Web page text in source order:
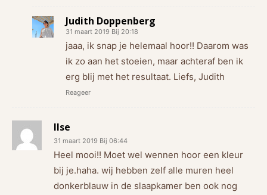
Judith Doppenberg
31 maart 2019 Bij 20:18
jaaa, ik snap je helemaal hoor!! Daarom was
ik zo aan het stoeien, maar achteraf ben ik
erg blij met het resultaat. Liefs, Judith
Reageer
Ilse
31 maart 2019 Bij 06:44
Heel mooi!! Moet wel wennen hoor een kleur
bij je.haha. wij hebben zelf alle muren heel
donkerblauw in de slaapkamer ben ook nog